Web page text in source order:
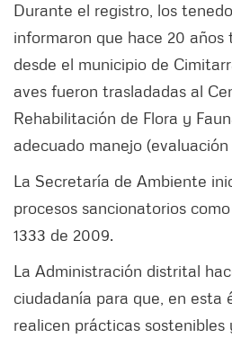
Durante el registro, los
informaron que hace 20 años
desde el municipio de
aves fueron trasladadas al
Rehabilitación de Flora y
adecuado manejo
La Secretaría de Ambiente
procesos sancionatorios
1333 de 2009.
La Administración distrital
ciudadanía para que, en esta
realicen prácticas